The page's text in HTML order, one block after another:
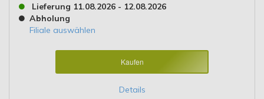
Lieferung 11.08.2026 - 12.08.2026
Abholung
Filiale auswählen
Kaufen
Details